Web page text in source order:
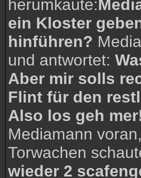
herumkaute:
ein Kloster
hinführen?
und antwortet:
Aber mir solls
Flint für den
Also los geh
Mediamann
Torwachen
wieder 2